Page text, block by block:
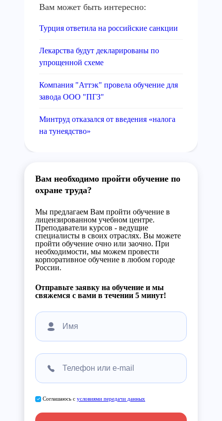
Вам может быть интересно:
Турция ответила на российские санкции
Лекарства будут декларированы по
упрощенной схеме
Компания "Аттэк" провела обучение для
завода ООО "ПГЗ"
Минтруд отказался от введения «налога
на тунеядство»
Вам необходимо пройти обучение по
охране труда?
Мы предлагаем Вам пройти обучение в
лицензированном учебном центре.
Преподаватели курсов - ведущие
специалисты в своих отраслях. Вы можете
пройти обучение очно или заочно. При
необходимости, мы можем провести
корпоративное обучение в любом городе
России.
Отправьте заявку на обучение и мы
свяжемся с вами в течении 5 минут!
Соглашаюсь с условиями передачи данных